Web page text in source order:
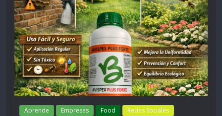
Aprende Empresas Food
Redes Sociales